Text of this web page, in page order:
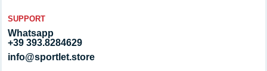
SUPPORT
Whatsapp
+39 393.8284629
info@sportlet.store